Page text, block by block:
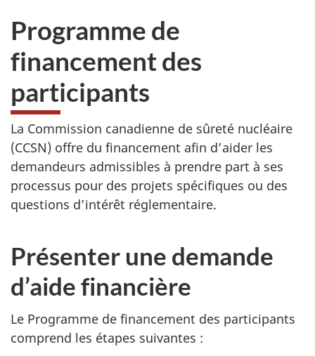
Programme de
financement des
participants
La Commission canadienne de sûreté nucléaire
(CCSN) offre du financement afin d’aider les
demandeurs admissibles à prendre part à ses
processus pour des projets spécifiques ou des
questions d’intérêt réglementaire.
Présenter une demande
d’aide financière
Le Programme de financement des participants
comprend les étapes suivantes :